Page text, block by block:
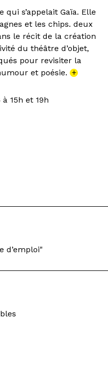
qui s’appelait Gaïa. Elle
et les chips. deux
le récit de la création
du théâtre d’objet,
pour revisiter la
et poésie. +
15h et 19h
d’emploi"